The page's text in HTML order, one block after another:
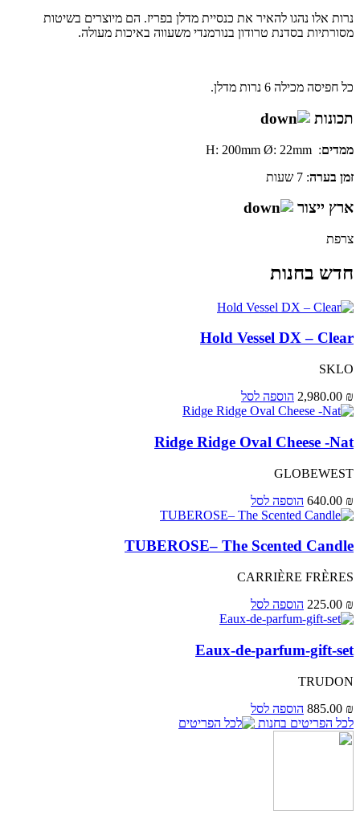
נרות אלו נהגו להאיר את כנסיית מדלן בפריז. הם מיוצרים בשיטות
מסורתיות בסדנת טרודון בנורמנדי משעווה באיכות מעולה.
כל חפיסה מכילה 6 נרות מדלן.
תכונות
ממדים: H: 200mm Ø: 22mm
זמן בערה: 7 שעות
ארץ ייצור
צרפת
חדש בחנות
Hold Vessel DX – Clear
SKLO
2,980.00 ₪ הוספה לסל
Ridge Ridge Oval Cheese -Nat
GLOBEWEST
640.00 ₪ הוספה לסל
TUBEROSE– The Scented Candle
CARRIÈRE FRÈRES
225.00 ₪ הוספה לסל
Eaux-de-parfum-gift-set
TRUDON
885.00 ₪
הוספה לסל
לכל הפריטים בחנות